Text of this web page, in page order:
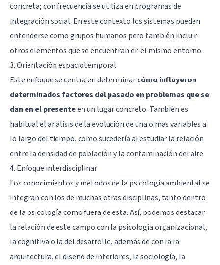
concreta; con frecuencia se utiliza en programas de
integración social. En este contexto los sistemas pueden
entenderse como grupos humanos pero también incluir
otros elementos que se encuentran en el mismo entorno.
3. Orientación espaciotemporal
Este enfoque se centra en determinarcómo influyeron
determinados factores del pasado en problemas que se
dan en el presenteen un lugar concreto. También es
habitual el análisis de la evolución de una o más variables a
lo largo del tiempo, como sucedería al estudiar la relación
entre la densidad de población y la contaminación del aire.
4. Enfoque interdisciplinar
Los conocimientos y métodos de la psicología ambiental se
integran con los de muchas otras disciplinas, tanto dentro
de la psicología como fuera de esta. Así, podemos destacar
la relación de este campo con la psicología organizacional,
la cognitiva o la del desarrollo, además de con la la
arquitectura, el diseño de interiores, la sociología, la